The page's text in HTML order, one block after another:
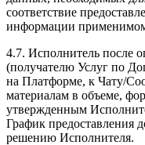
соответствие
информации
4.7. Исполнитель после
(получателю Услуг по
на Платформе, к Чату/
материалам в объеме,
утвержденным
График предоставления
решению Исполнителя.